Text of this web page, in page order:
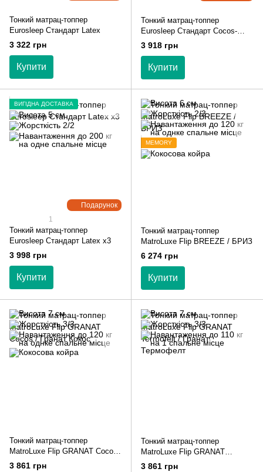
Тонкий матрац-топпер
Eurosleep Стандарт Latex
3 322 грн
Купити
Тонкий матрац-топпер
Eurosleep Стандарт Cocos-
Latex
3 918 грн
Купити
Подарунок
ВИГІДНА ДОСТАВКА
1
Тонкий матрац-топпер
Eurosleep Стандарт Latex x3
3 998 грн
Купити
MEMORY
Тонкий матрац-топпер
MatroLuxe Flip BREEZE / БРИЗ
6 274 грн
Купити
Тонкий матрац-топпер
MatroLuxe Flip GRANAT Cocos
/ Гранат Кокос
3 861 грн
Тонкий матрац-топпер
MatroLuxe Flip GRANAT
Termofelt / Гранат Термофелт
3 861 грн